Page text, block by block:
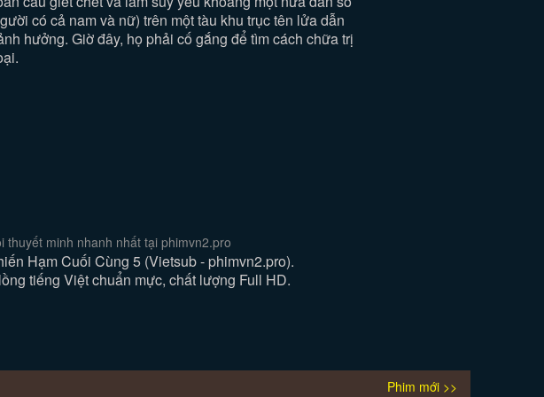
có cả nam và nữ) trên một tàu khu trục tên lửa dẫn
hưởng. Giờ đây, họ phải cố gắng để tìm cách chữa trị
thuyết minh nhanh nhất tại phimvn2.pro
Hạm Cuối Cùng 5 (Vietsub - phimvn2.pro).
tiếng Việt chuẩn mực, chất lượng Full HD.
Phim mới >>